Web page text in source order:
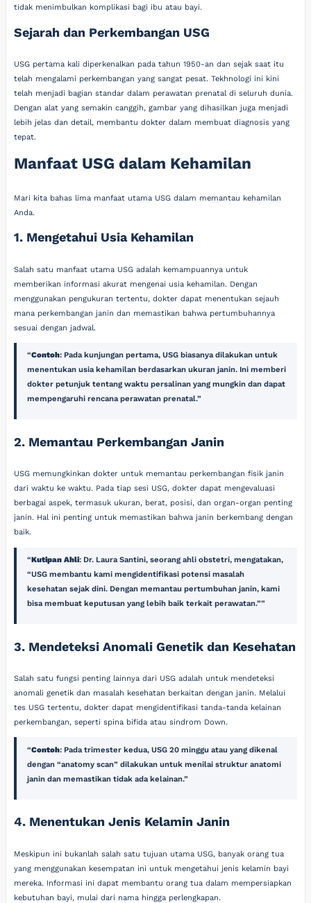
tidak menimbulkan komplikasi bagi ibu atau bayi.
Sejarah dan Perkembangan USG
USG pertama kali diperkenalkan pada tahun 1950-an dan sejak saat itu
telah mengalami perkembangan yang sangat pesat. Tekhnologi ini kini
telah menjadi bagian standar dalam perawatan prenatal di seluruh dunia.
Dengan alat yang semakin canggih, gambar yang dihasilkan juga menjadi
lebih jelas dan detail, membantu dokter dalam membuat diagnosis yang
tepat.
Manfaat USG dalam Kehamilan
Mari kita bahas lima manfaat utama USG dalam memantau kehamilan
Anda.
1. Mengetahui Usia Kehamilan
Salah satu manfaat utama USG adalah kemampuannya untuk
memberikan informasi akurat mengenai usia kehamilan. Dengan
menggunakan pengukuran tertentu, dokter dapat menentukan sejauh
mana perkembangan janin dan memastikan bahwa pertumbuhannya
sesuai dengan jadwal.
Contoh: Pada kunjungan pertama, USG biasanya dilakukan untuk
menentukan usia kehamilan berdasarkan ukuran janin. Ini memberi
dokter petunjuk tentang waktu persalinan yang mungkin dan dapat
mempengaruhi rencana perawatan prenatal.
2. Memantau Perkembangan Janin
USG memungkinkan dokter untuk memantau perkembangan fisik janin
dari waktu ke waktu. Pada tiap sesi USG, dokter dapat mengevaluasi
berbagai aspek, termasuk ukuran, berat, posisi, dan organ-organ penting
janin. Hal ini penting untuk memastikan bahwa janin berkembang dengan
baik.
Kutipan Ahli: Dr. Laura Santini, seorang ahli obstetri, mengatakan,
“USG membantu kami mengidentifikasi potensi masalah
kesehatan sejak dini. Dengan memantau pertumbuhan janin, kami
bisa membuat keputusan yang lebih baik terkait perawatan.”
3. Mendeteksi Anomali Genetik dan Kesehatan
Salah satu fungsi penting lainnya dari USG adalah untuk mendeteksi
anomali genetik dan masalah kesehatan berkaitan dengan janin. Melalui
tes USG tertentu, dokter dapat mengidentifikasi tanda-tanda kelainan
perkembangan, seperti spina bifida atau sindrom Down.
Contoh: Pada trimester kedua, USG 20 minggu atau yang dikenal
dengan “anatomy scan” dilakukan untuk menilai struktur anatomi
janin dan memastikan tidak ada kelainan.
4. Menentukan Jenis Kelamin Janin
Meskipun ini bukanlah salah satu tujuan utama USG, banyak orang tua
yang menggunakan kesempatan ini untuk mengetahui jenis kelamin bayi
mereka. Informasi ini dapat membantu orang tua dalam mempersiapkan
kebutuhan bayi, mulai dari nama hingga perlengkapan.